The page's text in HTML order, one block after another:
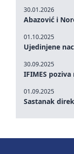
30.01.2026
01.10.2025
30.09.2025
01.09.2025